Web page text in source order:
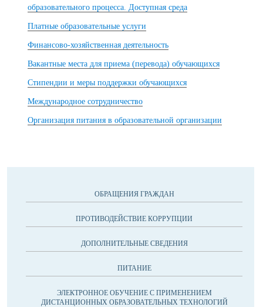
образовательного процесса. Доступная среда
Платные образовательные услуги
Финансово-хозяйственная деятельность
Вакантные места для приема (перевода) обучающихся
Стипендии и меры поддержки обучающихся
Международное сотрудничество
Организация питания в образовательной организации
ОБРАЩЕНИЯ ГРАЖДАН
ПРОТИВОДЕЙСТВИЕ КОРРУПЦИИ
ДОПОЛНИТЕЛЬНЫЕ СВЕДЕНИЯ
ПИТАНИЕ
ЭЛЕКТРОННОЕ ОБУЧЕНИЕ С ПРИМЕНЕНИЕМ
ДИСТАНЦИОННЫХ ОБРАЗОВАТЕЛЬНЫХ ТЕХНОЛОГИЙ